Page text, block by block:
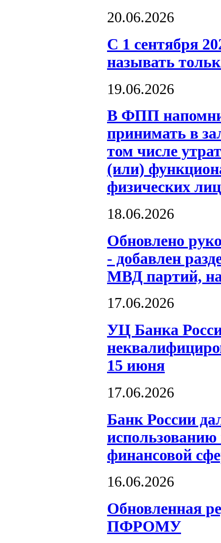
20.06.2026
С 1 сентября
называть
19.06.2026
В ФПП
принимать в
том числе
(или)
физических лиц
18.06.2026
Обновлено
- добавлен
МВД партий,
17.06.2026
УЦ Банка
15 июня
17.06.2026
Банк России
использованию
финансовой
16.06.2026
Обновленная
ПФРОМУ